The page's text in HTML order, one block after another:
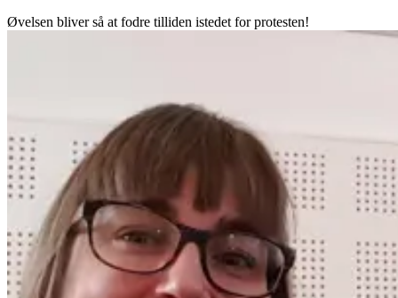
Øvelsen bliver så at fodre tilliden istedet for protesten!